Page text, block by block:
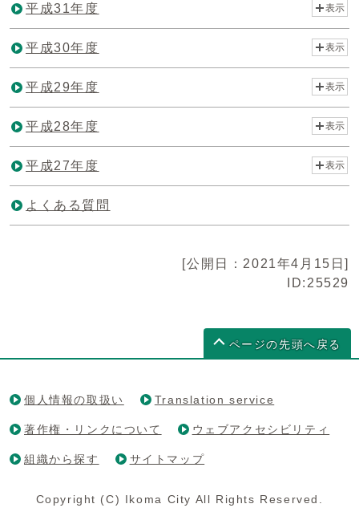
平成31年度 表示
平成30年度 表示
平成29年度 表示
平成28年度 表示
平成27年度 表示
よくある質問
[公開日：2021年4月15日]
ID:25529
ページの先頭へ戻る
個人情報の取扱い Translation service
著作権・リンクについて ウェブアクセシビリティ
組織から探す サイトマップ
Copyright (C) Ikoma City All Rights Reserved.